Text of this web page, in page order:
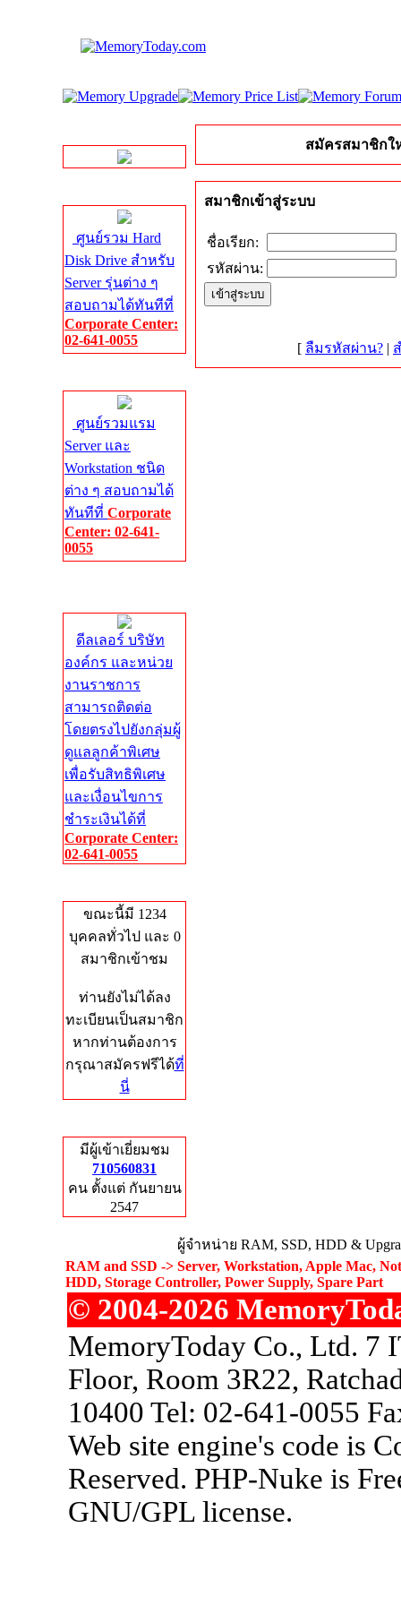
ศูนย์รวม Hard
Disk Drive สำหรับ
Server รุ่นต่าง ๆ
สอบถามได้ทันทีที่
Corporate Center:
02-641-0055
ศูนย์รวมแรม
Server และ
Workstation ชนิด
ต่าง ๆ สอบถามได้
ทันทีที่ Corporate
Center: 02-641-
0055
ดีลเลอร์ บริษัท
องค์กร และหน่วย
งานราชการ
สามารถติดต่อ
โดยตรงไปยังกลุ่มผู้
ดูแลลูกค้าพิเศษ
เพื่อรับสิทธิพิเศษ
และเงื่อนไขการ
ชำระเงินได้ที่
Corporate Center:
02-641-0055
ขณะนี้มี 1234
บุคคลทั่วไป และ 0
สมาชิกเข้าชม
ท่านยังไม่ได้ลง
ทะเบียนเป็นสมาชิก
หากท่านต้องการ
กรุณาสมัครฟรีได้ที่
นี่
มีผู้เข้าเยี่ยมชม
710560831
คน ตั้งแต่ กันยายน
2547
สมัครสมาชิกใ
สมาชิกเข้าสู่ระบบ
ชื่อเรียก:
รหัสผ่าน:
[ ลืมรหัสผ่าน? |
ผู้จำหน่าย RAM, SSD, HDD &
RAM and SSD -> Server, Workstation, Apple Mac,
HDD, Storage Controller, Power Supply, Spare Part
© 2004-2026
MemoryToday Co., Ltd. 7
Floor, Room 3R22,
10400 Tel: 02-641-0055
Web site engine's code is
Reserved. PHP-Nuke is
GNU/GPL license.